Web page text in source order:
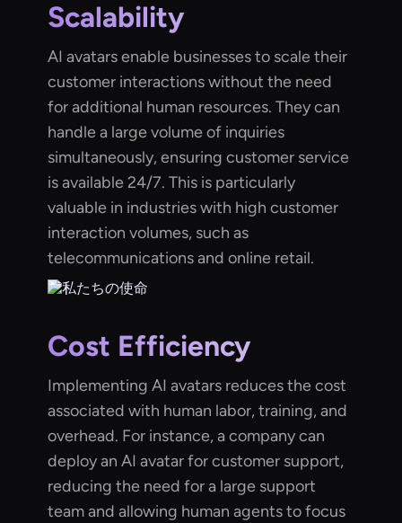
Scalability
AI avatars enable businesses to scale their
customer interactions without the need
for additional human resources. They can
handle a large volume of inquiries
simultaneously, ensuring customer service
is available 24/7. This is particularly
valuable in industries with high customer
interaction volumes, such as
telecommunications and online retail.
Cost Efficiency
Implementing AI avatars reduces the cost
associated with human labor, training, and
overhead. For instance, a company can
deploy an AI avatar for customer support,
reducing the need for a large support
team and allowing human agents to focus